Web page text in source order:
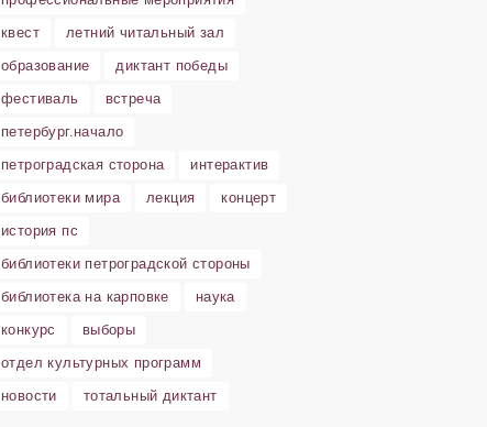
квест
летний читальный зал
образование
диктант победы
фестиваль
встреча
петербург.начало
петроградская сторона
интерактив
библиотеки мира
лекция
концерт
история пс
библиотеки петроградской стороны
библиотека на карповке
наука
конкурс
выборы
отдел культурных программ
новости
тотальный диктант